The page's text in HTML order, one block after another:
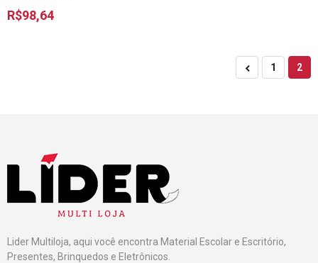
R$98,64
1 2
Lider Multiloja, aqui você encontra Material Escolar e Escritório,
Presentes, Brinquedos e Eletrônicos.